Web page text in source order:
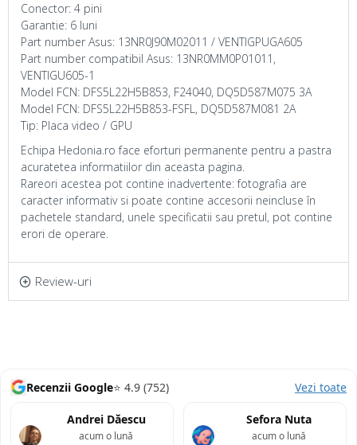
Conector: 4 pini
Garantie: 6 luni
Part number Asus: 13NR0J90M02011 / VENTIGPUGA605
Part number compatibil Asus: 13NR0MM0P01011,
VENTIGU605-1
Model FCN: DFS5L22H5B853, F24040, DQ5D587M075 3A
Model FCN: DFS5L22H5B853-FSFL, DQ5D587M081 2A
Tip: Placa video / GPU
Echipa Hedonia.ro face eforturi permanente pentru a pastra
acuratetea informatiilor din aceasta pagina.
Rareori acestea pot contine inadvertente: fotografia are
caracter informativ si poate contine accesorii neincluse în
pachetele standard, unele specificatii sau pretul, pot contine
erori de operare.
Review-uri
Recenzii Google⭐ 4.9 (752) Vezi toate
Andrei Dăescu
acum o lună
Sefora Nuta
acum o lună